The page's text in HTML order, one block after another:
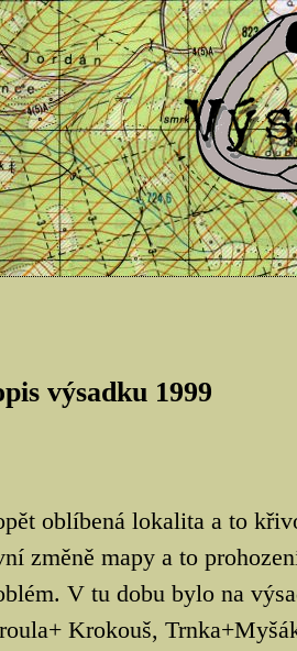
výsadku 1999
oblíbená lokalita a to
změně mapy a to
V tu dobu bylo na
Krokouš,